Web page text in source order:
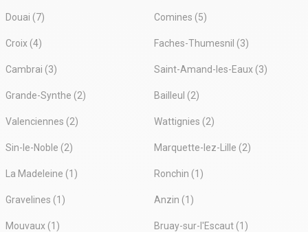
Douai (7) Comines (5)
Croix (4) Faches-Thumesnil (3)
Cambrai (3) Saint-Amand-les-Eaux (3)
Grande-Synthe (2) Bailleul (2)
Valenciennes (2) Wattignies (2)
Sin-le-Noble (2) Marquette-lez-Lille (2)
La Madeleine (1) Ronchin (1)
Gravelines (1) Anzin (1)
Mouvaux (1) Bruay-sur-l'Escaut (1)